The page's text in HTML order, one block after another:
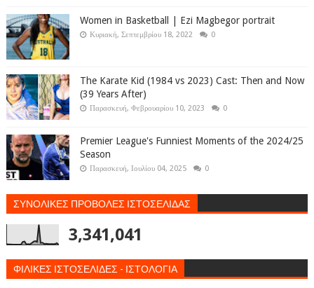
Women in Basketball | Ezi Magbegor portrait
Κυριακή, Σεπτεμβρίου 18, 2022 0
The Karate Kid (1984 vs 2023) Cast: Then and Now
(39 Years After)
Παρασκευή, Φεβρουαρίου 10, 2023 0
Premier League's Funniest Moments of the 2024/25
Season
Παρασκευή, Ιουλίου 04, 2025 0
ΣΥΝΟΛΙΚΕΣ ΠΡΟΒΟΛΕΣ ΙΣΤΟΣΕΛΙΔΑΣ
3,341,041
ΦΙΛΙΚΕΣ ΙΣΤΟΣΕΛΙΔΕΣ - ΙΣΤΟΛΟΓΙΑ